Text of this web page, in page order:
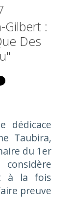
Gilbert :
Des
dédicace
Taubira,
du 1er
à la fois
preuve